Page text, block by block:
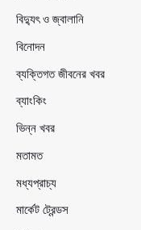
বিদ্যুৎ ও জ্বালানি
বিনোদন
ব্যক্তিগত জীবনের খবর
ব্যাংকিং
ভিন্ন খবর
মতামত
মধ্যপ্রাচ্য
মার্কেট ট্রেন্ডস